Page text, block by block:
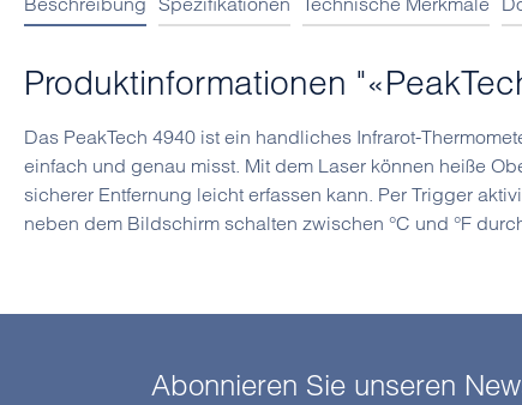
Produktinformationen
Das PeakTech 4940 ist ein handliches Infrarot-
einfach und genau misst. Mit dem Laser können heiße
sicherer Entfernung leicht erfassen kann. Per Trigger
neben dem Bildschirm schalten zwischen °C und °F
Abonnieren Sie unseren